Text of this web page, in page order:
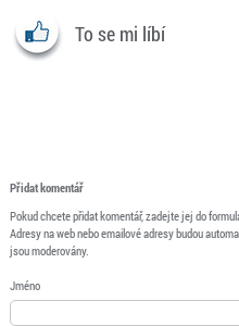
To se mi líbí
Přidat komentář
Pokud chcete přidat komentář, zadejte jej do
Adresy na web nebo emailové adresy budou
jsou moderovány.
Jméno